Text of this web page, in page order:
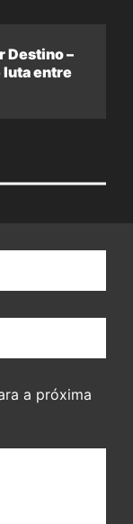
Destino –
luta entre
a próxima